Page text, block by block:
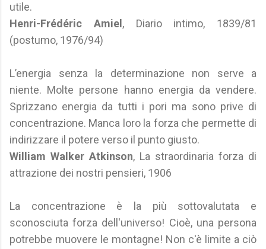
utile.
Henri-Frédéric Amiel , Diario intimo, 1839/81
(postumo, 1976/94)
L’energia senza la determinazione non serve a
niente. Molte persone hanno energia da vendere.
Sprizzano energia da tutti i pori ma sono prive di
concentrazione. Manca loro la forza che permette di
indirizzare il potere verso il punto giusto.
William Walker Atkinson, La straordinaria forza di
attrazione dei nostri pensieri, 1906
La concentrazione è la più sottovalutata e
sconosciuta forza dell'universo! Cioè, una persona
potrebbe muovere le montagne! Non c'è limite a ciò